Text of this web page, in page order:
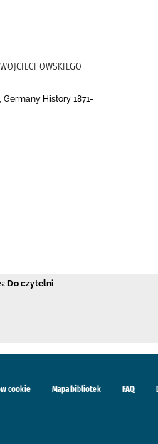
Germany History 1871-
Do czytelni
cookie Mapa bibliotek FAQ